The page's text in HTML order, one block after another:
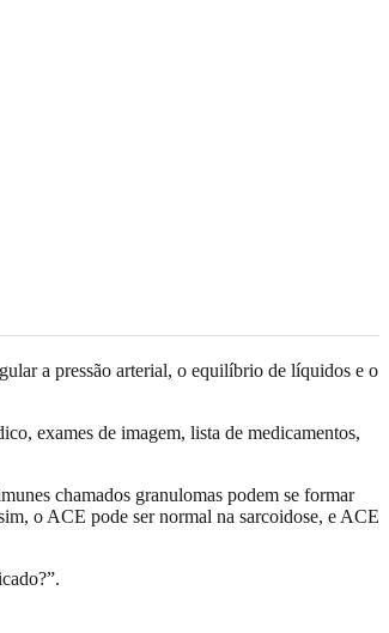
a pressão arterial, o equilíbrio de líquidos e o
exames de imagem, lista de medicamentos,
chamados granulomas podem se formar
o ACE pode ser normal na sarcoidose, e ACE